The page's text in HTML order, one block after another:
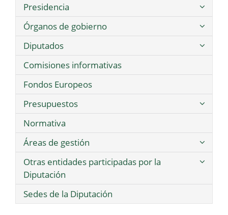
Presidencia
Órganos de gobierno
Diputados
Comisiones informativas
Fondos Europeos
Presupuestos
Normativa
Áreas de gestión
Otras entidades participadas por la
Diputación
Sedes de la Diputación